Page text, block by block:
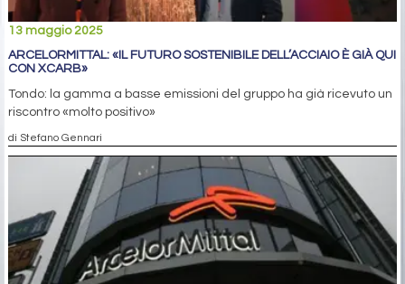
13 maggio 2025
ARCELORMITTAL: «IL FUTURO SOSTENIBILE DELL’ACCIAIO È GIÀ QUI
CON XCARB»
Tondo: la gamma a basse emissioni del gruppo ha già ricevuto un
riscontro «molto positivo»
di Stefano Gennari